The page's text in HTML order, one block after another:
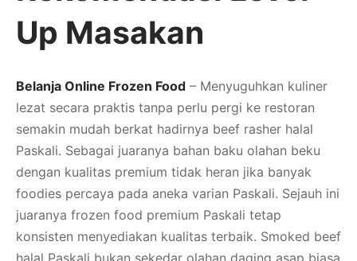
Up Masakan
Belanja Online Frozen Food – Menyuguhkan kuliner
lezat secara praktis tanpa perlu pergi ke restoran
semakin mudah berkat hadirnya beef rasher halal
Paskali. Sebagai juaranya bahan baku olahan beku
dengan kualitas premium tidak heran jika banyak
foodies percaya pada aneka varian Paskali. Sejauh ini
juaranya frozen food premium Paskali tetap
konsisten menyediakan kualitas terbaik. Smoked beef
halal Paskali bukan sekedar olahan daging asap biasa